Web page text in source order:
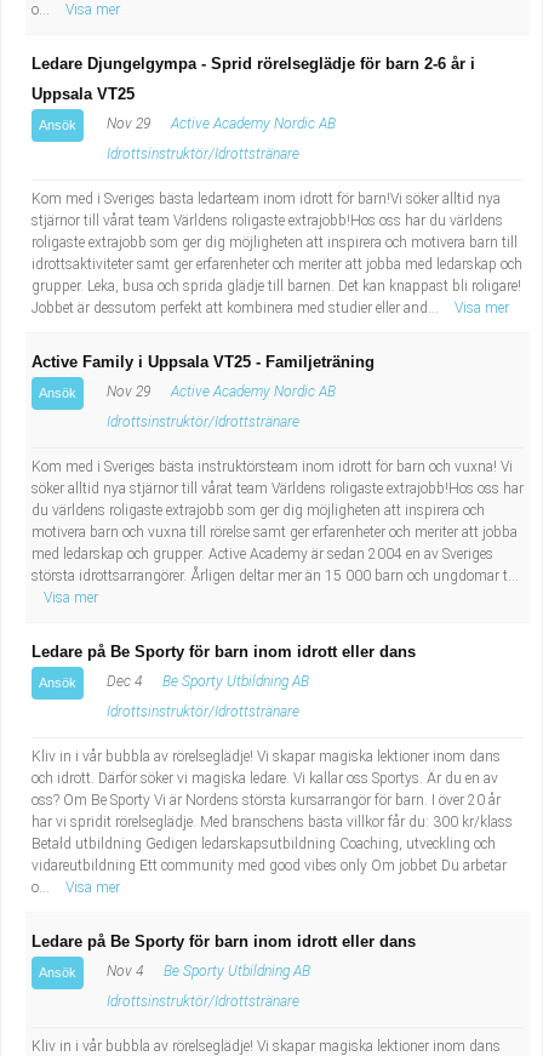
o...
Visa mer
Ledare Djungelgympa - Sprid rörelseglädje för barn 2-6 år i
Uppsala VT25
Ansök Nov 29
Active Academy Nordic AB
Idrottsinstruktör/Idrottstränare
Kom med i Sveriges bästa ledarteam inom idrott för barn!Vi söker alltid nya
stjärnor till vårat team Världens roligaste extrajobb!Hos oss har du världens
roligaste extrajobb som ger dig möjligheten att inspirera och motivera barn till
idrottsaktiviteter samt ger erfarenheter och meriter att jobba med ledarskap och
grupper. Leka, busa och sprida glädje till barnen. Det kan knappast bli roligare!
Jobbet är dessutom perfekt att kombinera med studier eller and...
Visa mer
Active Family i Uppsala VT25 - Familjeträning
Ansök Nov 29
Active Academy Nordic AB
Idrottsinstruktör/Idrottstränare
Kom med i Sveriges bästa instruktörsteam inom idrott för barn och vuxna! Vi
söker alltid nya stjärnor till vårat team Världens roligaste extrajobb!Hos oss har
du världens roligaste extrajobb som ger dig möjligheten att inspirera och
motivera barn och vuxna till rörelse samt ger erfarenheter och meriter att jobba
med ledarskap och grupper. Active Academy är sedan 2004 en av Sveriges
största idrottsarrangörer. Årligen deltar mer än 15 000 barn och ungdomar t...
Visa mer
Ledare på Be Sporty för barn inom idrott eller dans
Ansök Dec 4
Be Sporty Utbildning AB
Idrottsinstruktör/Idrottstränare
Kliv in i vår bubbla av rörelseglädje! Vi skapar magiska lektioner inom dans
och idrott. Därför söker vi magiska ledare. Vi kallar oss Sportys. Är du en av
oss? Om Be Sporty Vi är Nordens största kursarrangör för barn. I över 20 år
har vi spridit rörelseglädje. Med branschens bästa villkor får du: 300 kr/klass
Betald utbildning Gedigen ledarskapsutbildning Coaching, utveckling och
vidareutbildning Ett community med good vibes only Om jobbet Du arbetar
o...
Visa mer
Ledare på Be Sporty för barn inom idrott eller dans
Ansök Nov 4
Be Sporty Utbildning AB
Idrottsinstruktör/Idrottstränare
Kliv in i vår bubbla av rörelseglädje! Vi skapar magiska lektioner inom dans